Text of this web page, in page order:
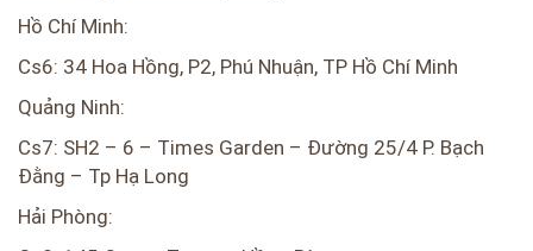
Hồ Chí Minh:
Cs6: 34 Hoa Hồng, P2, Phú Nhuận, TP Hồ Chí Minh
Quảng Ninh:
Cs7: SH2 – 6 – Times Garden – Đường 25/4 P. Bạch
Đằng – Tp Hạ Long
Hải Phòng: